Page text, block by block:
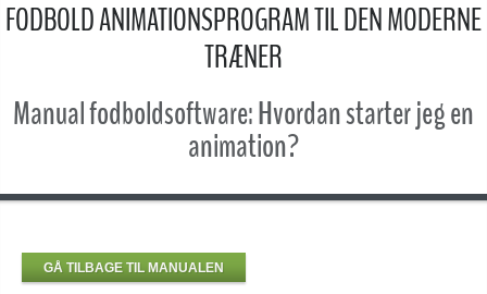
FODBOLD ANIMATIONSPROGRAM TIL DEN MODERNE
TRÆNER
Manual fodboldsoftware: Hvordan starter jeg en
animation?
GÅ TILBAGE TIL MANUALEN